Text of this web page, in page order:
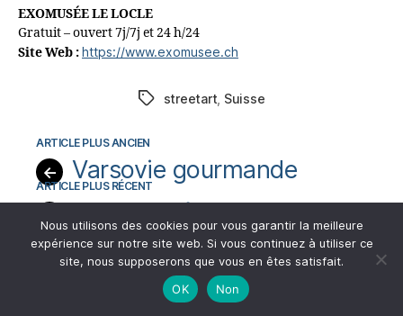
EXOMUSÉE LE LOCLE
Gratuit – ouvert 7j/7j et 24 h/24
Site Web :https://www.exomusee.ch
Étiquettes
streetart Suisse
← Varsovie gourmande
Street art à La Haye
5 réponses sur « Exomusée Le
Nous utilisons des cookies pour vous garantir la meilleure
expérience sur notre site web. Si vous continuez à utiliser ce
site, nous supposerons que vous en êtes satisfait.
OK
Non